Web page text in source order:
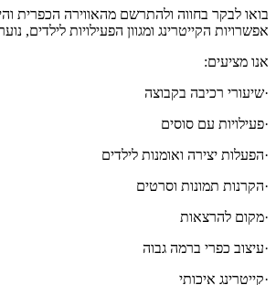
בואו לבקר בחווה ולהתרשם מהאווירה הכפרית
אפשרויות הקייטרינג ומגוון הפעילויות לילדים,
אנו מציעים:
·שיעורי רכיבה בקבוצה
·פעילויות עם סוסים
·הפעלות יצירה ואומנות לילדים
·הקרנות תמונות וסרטים
·מקום להרצאות
·עיצוב כפרי ברמה גבוה
·קייטרינג איכותי